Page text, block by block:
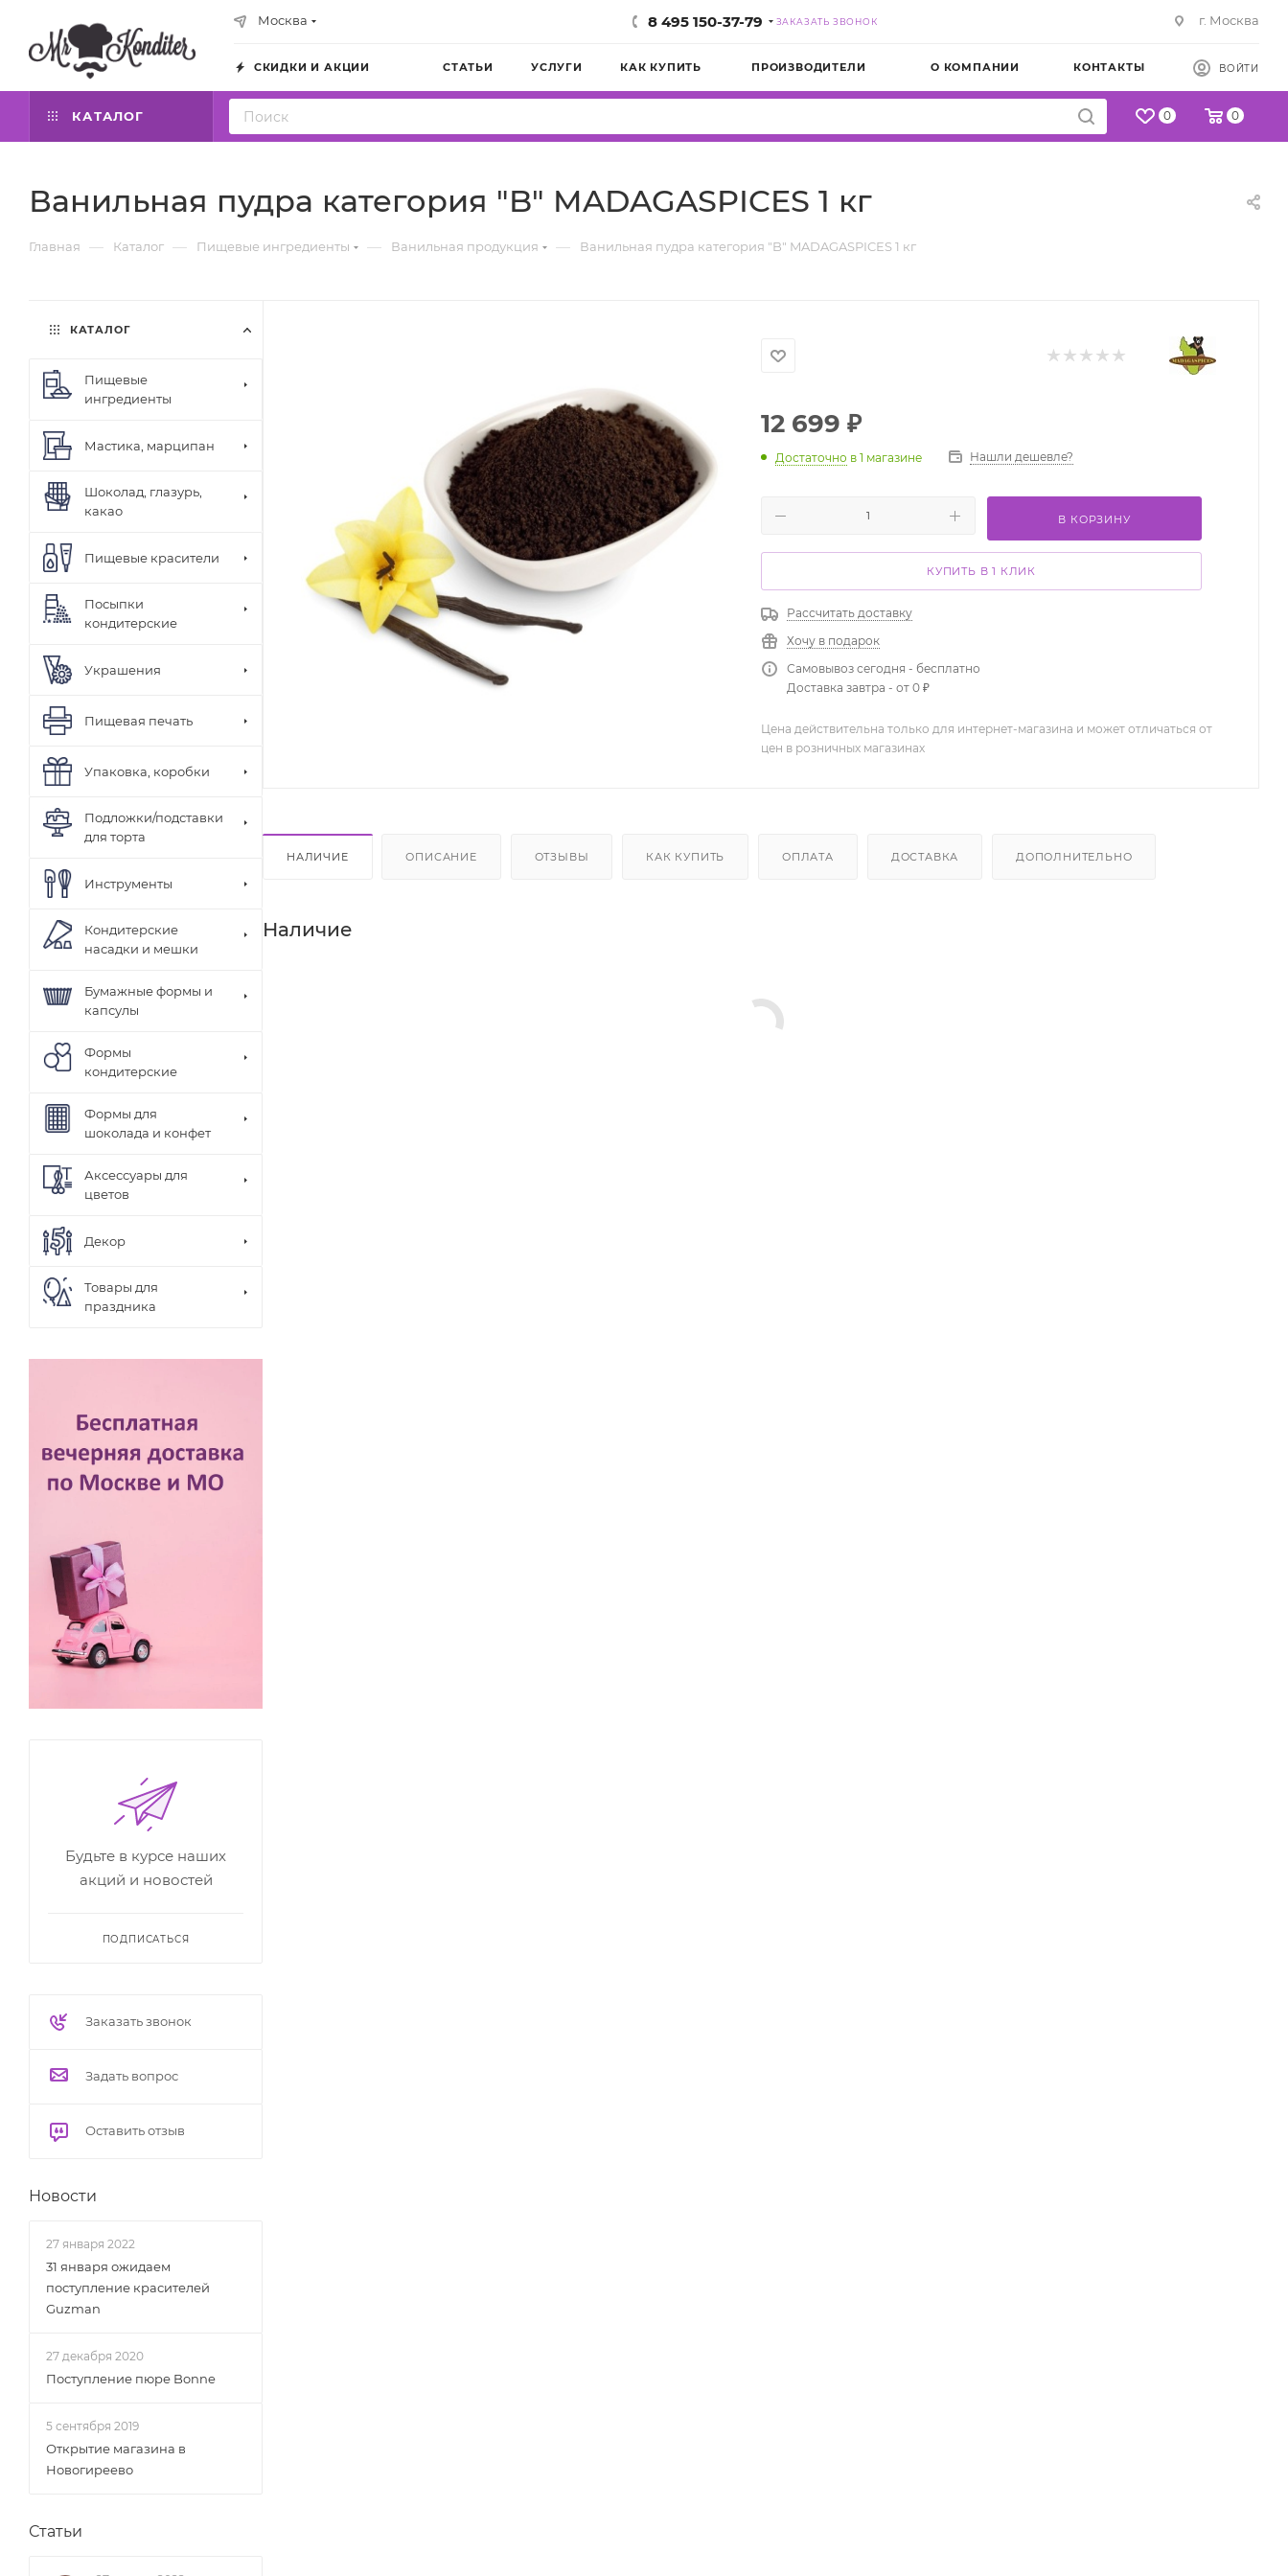
Москва 8 495 150-37-79 ЗАКАЗАТЬ ЗВОНОК г. Москва
СКИДКИ И АКЦИИ СТАТЬИ УСЛУГИ КАК КУПИТЬ ПРОИЗВОДИТЕЛИ О КОМПАНИИ КОНТАКТЫ ВОЙТИ
КАТАЛОГ 0 0
Ванильная пудра категория "B" MADAGASPICES 1 кг
Главная — Каталог — Пищевые ингредиенты — Ванильная продукция — Ванильная пудра категория "B" MADAGASPICES 1 кг
12 699 ₽
Достаточно в 1 магазине Нашли дешевле?
В КОРЗИНУ
КУПИТЬ В 1 КЛИК
Рассчитать доставку
Хочу в подарок
Самовывоз сегодня - бесплатно
Доставка завтра - от 0 ₽
Цена действительна только для интернет-магазина и может отличаться от
цен в розничных магазинах
НАЛИЧИЕ ОПИСАНИЕ ОТЗЫВЫ КАК КУПИТЬ ОПЛАТА ДОСТАВКА ДОПОЛНИТЕЛЬНО
Наличие
КАТАЛОГ
Пищевые
ингредиенты
Мастика, марципан
Шоколад, глазурь,
какао
Пищевые красители
Посыпки
кондитерские
Украшения
Пищевая печать
Упаковка, коробки
Подложки/подставки
для торта
Инструменты
Кондитерские
насадки и мешки
Бумажные формы и
капсулы
Формы
кондитерские
Формы для
шоколада и конфет
Аксессуары для
цветов
Декор
Товары для
праздника
Будьте в курсе наших
акций и новостей
ПОДПИСАТЬСЯ
Заказать звонок
Задать вопрос
Оставить отзыв
Новости
27 января 2022
31 января ожидаем
поступление красителей
Guzman
27 декабря 2020
Поступление пюре Bonne
5 сентября 2019
Открытие магазина в
Новогиреево
Статьи